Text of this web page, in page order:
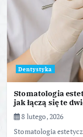
Dentystyka
Stomatologia
jak łączą się te
8 lutego, 2026
Stomatologia